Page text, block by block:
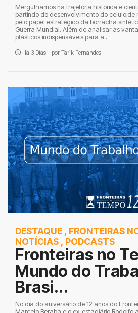
Mergulhamos na trajetória histórica e
partindo do desenvolvimento do celuloide
pelo papel estratégico da borracha
Guerra Mundial. Além de analisar as
plásticos indispensáveis para a...
Há 3 Dias - por Tarik Fernandes
DESTAQUE , FRONTEIRAS
NOTÍCIAS , PODCASTS
Fronteiras no
Mundo do
Brasi...
No dia do aniversário de 12 anos do